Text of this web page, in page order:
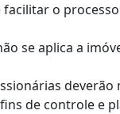
o
se aplica a
de controle e